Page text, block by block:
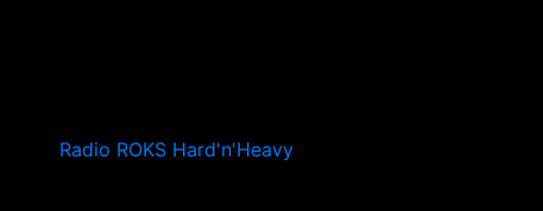
Radio ROKS Hard'n'Heavy